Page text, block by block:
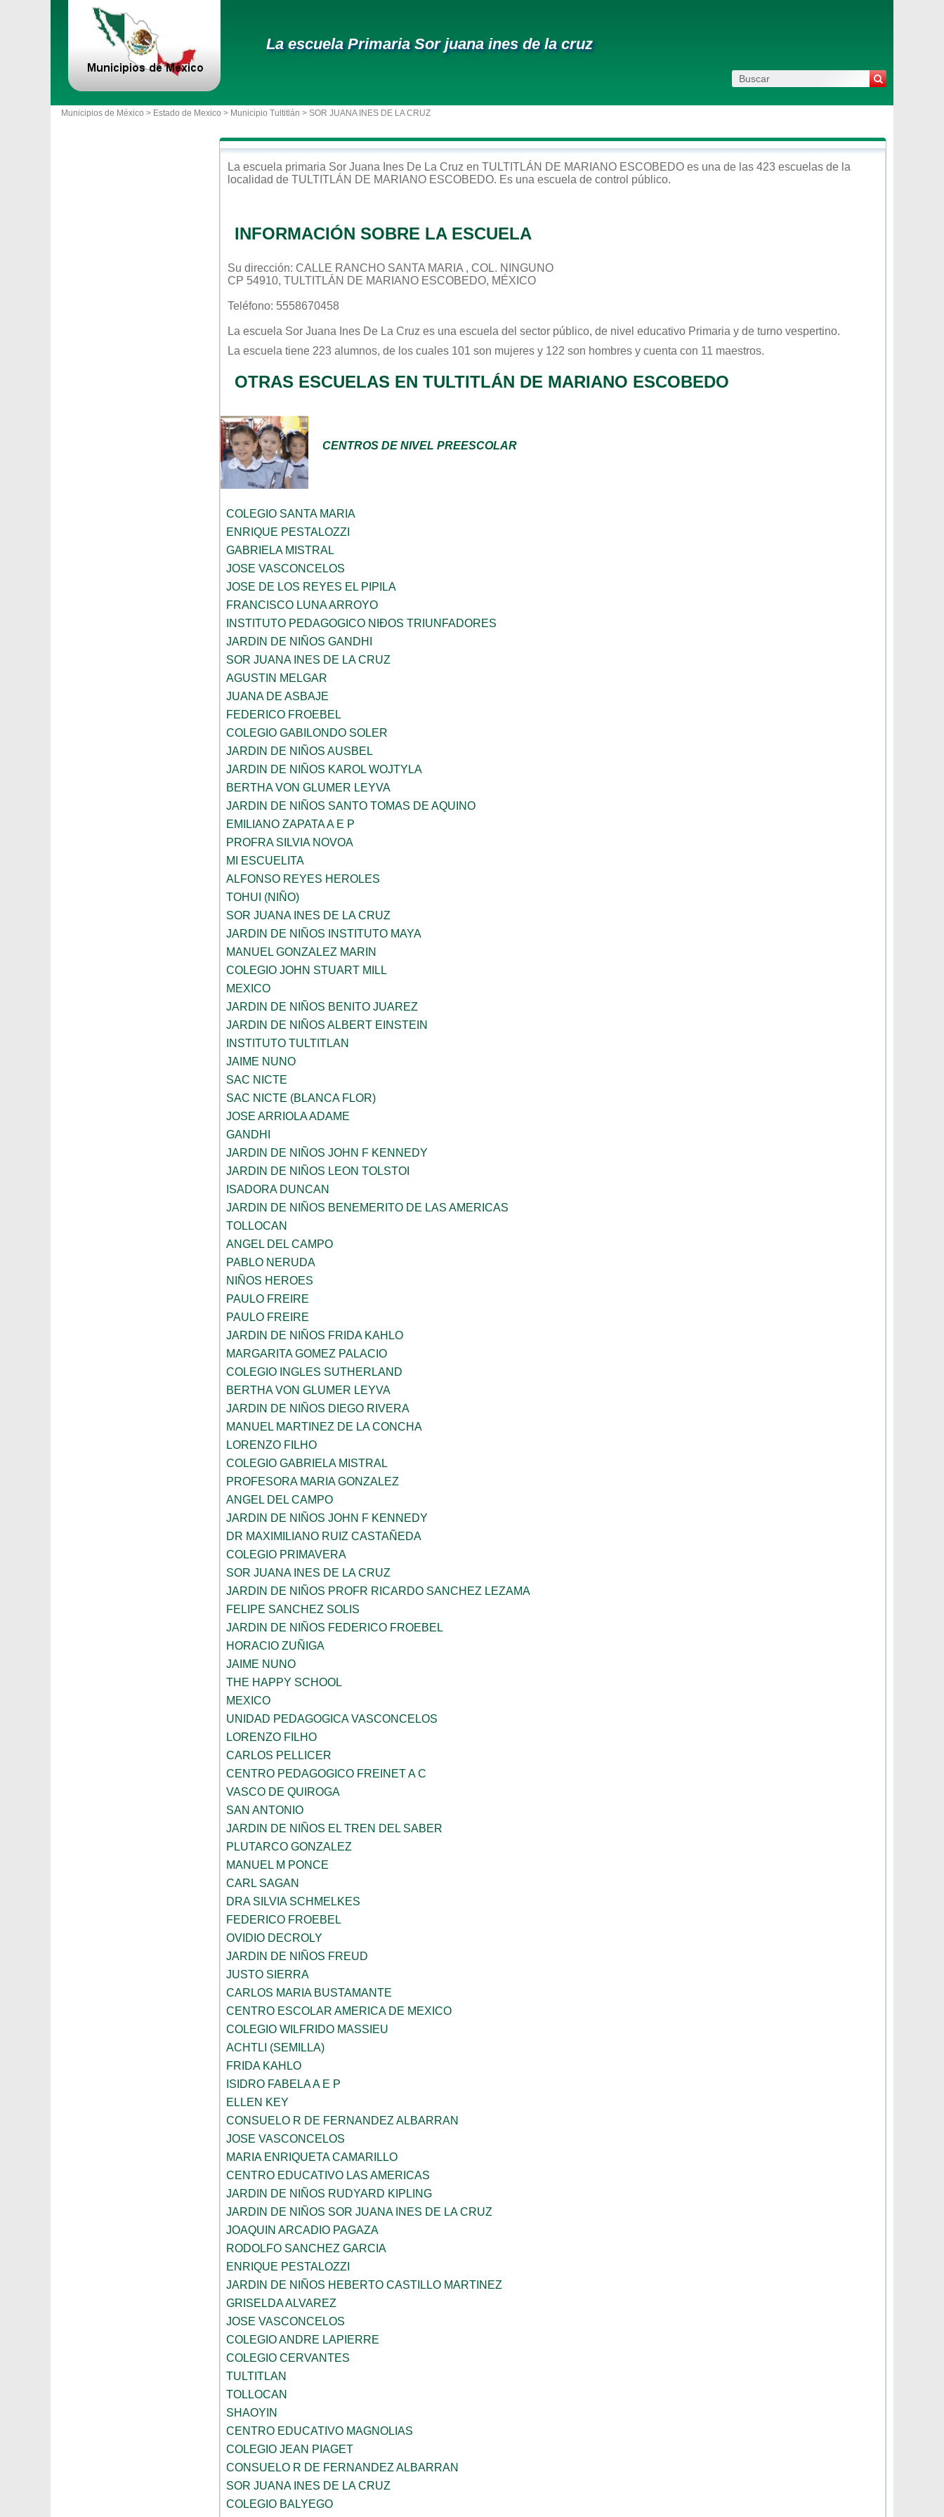
La escuela Primaria Sor juana ines de la cruz
Municipios de México > Estado de Mexico > Municipio Tultitlán > SOR JUANA INES DE LA CRUZ
La escuela primaria Sor Juana Ines De La Cruz en TULTITLÁN DE MARIANO ESCOBEDO es una de las 423 escuelas de la
localidad de TULTITLÁN DE MARIANO ESCOBEDO. Es una escuela de control público.
INFORMACIÓN SOBRE LA ESCUELA
Su dirección: CALLE RANCHO SANTA MARIA , COL. NINGUNO
CP 54910, TULTITLÁN DE MARIANO ESCOBEDO, MÉXICO
Teléfono: 5558670458
La escuela Sor Juana Ines De La Cruz es una escuela del sector público, de nivel educativo Primaria y de turno vespertino.
La escuela tiene 223 alumnos, de los cuales 101 son mujeres y 122 son hombres y cuenta con 11 maestros.
OTRAS ESCUELAS EN TULTITLÁN DE MARIANO ESCOBEDO
CENTROS DE NIVEL PREESCOLAR
COLEGIO SANTA MARIA
ENRIQUE PESTALOZZI
GABRIELA MISTRAL
JOSE VASCONCELOS
JOSE DE LOS REYES EL PIPILA
FRANCISCO LUNA ARROYO
INSTITUTO PEDAGOGICO NIÐOS TRIUNFADORES
JARDIN DE NIÑOS GANDHI
SOR JUANA INES DE LA CRUZ
AGUSTIN MELGAR
JUANA DE ASBAJE
FEDERICO FROEBEL
COLEGIO GABILONDO SOLER
JARDIN DE NIÑOS AUSBEL
JARDIN DE NIÑOS KAROL WOJTYLA
BERTHA VON GLUMER LEYVA
JARDIN DE NIÑOS SANTO TOMAS DE AQUINO
EMILIANO ZAPATA A E P
PROFRA SILVIA NOVOA
MI ESCUELITA
ALFONSO REYES HEROLES
TOHUI (NIÑO)
SOR JUANA INES DE LA CRUZ
JARDIN DE NIÑOS INSTITUTO MAYA
MANUEL GONZALEZ MARIN
COLEGIO JOHN STUART MILL
MEXICO
JARDIN DE NIÑOS BENITO JUAREZ
JARDIN DE NIÑOS ALBERT EINSTEIN
INSTITUTO TULTITLAN
JAIME NUNO
SAC NICTE
SAC NICTE (BLANCA FLOR)
JOSE ARRIOLA ADAME
GANDHI
JARDIN DE NIÑOS JOHN F KENNEDY
JARDIN DE NIÑOS LEON TOLSTOI
ISADORA DUNCAN
JARDIN DE NIÑOS BENEMERITO DE LAS AMERICAS
TOLLOCAN
ANGEL DEL CAMPO
PABLO NERUDA
NIÑOS HEROES
PAULO FREIRE
PAULO FREIRE
JARDIN DE NIÑOS FRIDA KAHLO
MARGARITA GOMEZ PALACIO
COLEGIO INGLES SUTHERLAND
BERTHA VON GLUMER LEYVA
JARDIN DE NIÑOS DIEGO RIVERA
MANUEL MARTINEZ DE LA CONCHA
LORENZO FILHO
COLEGIO GABRIELA MISTRAL
PROFESORA MARIA GONZALEZ
ANGEL DEL CAMPO
JARDIN DE NIÑOS JOHN F KENNEDY
DR MAXIMILIANO RUIZ CASTAÑEDA
COLEGIO PRIMAVERA
SOR JUANA INES DE LA CRUZ
JARDIN DE NIÑOS PROFR RICARDO SANCHEZ LEZAMA
FELIPE SANCHEZ SOLIS
JARDIN DE NIÑOS FEDERICO FROEBEL
HORACIO ZUÑIGA
JAIME NUNO
THE HAPPY SCHOOL
MEXICO
UNIDAD PEDAGOGICA VASCONCELOS
LORENZO FILHO
CARLOS PELLICER
CENTRO PEDAGOGICO FREINET A C
VASCO DE QUIROGA
SAN ANTONIO
JARDIN DE NIÑOS EL TREN DEL SABER
PLUTARCO GONZALEZ
MANUEL M PONCE
CARL SAGAN
DRA SILVIA SCHMELKES
FEDERICO FROEBEL
OVIDIO DECROLY
JARDIN DE NIÑOS FREUD
JUSTO SIERRA
CARLOS MARIA BUSTAMANTE
CENTRO ESCOLAR AMERICA DE MEXICO
COLEGIO WILFRIDO MASSIEU
ACHTLI (SEMILLA)
FRIDA KAHLO
ISIDRO FABELA A E P
ELLEN KEY
CONSUELO R DE FERNANDEZ ALBARRAN
JOSE VASCONCELOS
MARIA ENRIQUETA CAMARILLO
CENTRO EDUCATIVO LAS AMERICAS
JARDIN DE NIÑOS RUDYARD KIPLING
JARDIN DE NIÑOS SOR JUANA INES DE LA CRUZ
JOAQUIN ARCADIO PAGAZA
RODOLFO SANCHEZ GARCIA
ENRIQUE PESTALOZZI
JARDIN DE NIÑOS HEBERTO CASTILLO MARTINEZ
GRISELDA ALVAREZ
JOSE VASCONCELOS
COLEGIO ANDRE LAPIERRE
COLEGIO CERVANTES
TULTITLAN
TOLLOCAN
SHAOYIN
CENTRO EDUCATIVO MAGNOLIAS
COLEGIO JEAN PIAGET
CONSUELO R DE FERNANDEZ ALBARRAN
SOR JUANA INES DE LA CRUZ
COLEGIO BALYEGO